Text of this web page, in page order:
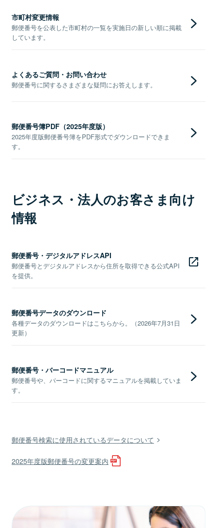
市町村変更情報
郵便番号を公表した市町村の一覧を実施日の新しい順に掲載
しています。
よくあるご質問・お問い合わせ
郵便番号に関するさまざまな疑問にお答えします。
郵便番号簿PDF（2025年度版）
2025年度版郵便番号簿をPDF形式でダウンロードできま
す。
ビジネス・法人のお客さま向け
情報
郵便番号・デジタルアドレスAPI
郵便番号とデジタルアドレスから住所を取得できる公式API
を提供。
郵便番号データのダウンロード
各種データのダウンロードはこちらから。（2026年7月31日
更新）
郵便番号・バーコードマニュアル
郵便番号や、バーコードに関するマニュアルを掲載していま
す。
郵便番号検索に使用されているデータについて
2025年度版郵便番号の変更案内